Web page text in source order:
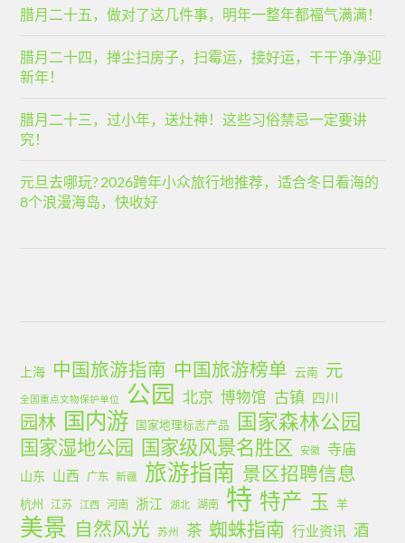
腊月二十五，做对了这几件事，明年一整年都福气满满！
腊月二十四，掸尘扫房子，扫霉运，接好运，干干净净迎
新年！
腊月二十三，过小年，送灶神！这些习俗禁忌一定要讲
究！
元旦去哪玩? 2026跨年小众旅行地推荐，适合冬日看海的
8个浪漫海岛，快收好
上海 中国旅游指南 中国旅游榜单 云南 元
全国重点文物保护单位 公园 北京 博物馆 古镇 四川
园林 国内游 国家地理标志产品 国家森林公园
国家湿地公园 国家级风景名胜区 安徽 寺庙
山东 山西 广东 新疆 旅游指南 景区招聘信息
杭州 江苏 江西 河南 浙江 湖北 湖南 特 特产 玉 羊
美景 自然风光 苏州 茶 蜘蛛指南 行业资讯 酒